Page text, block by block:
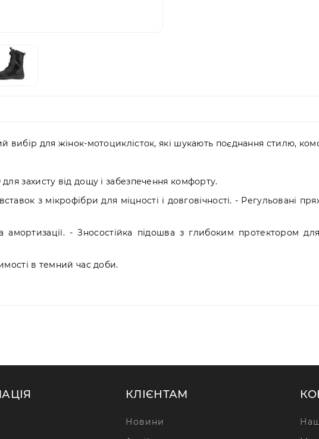
для жінок-мотоциклісток, які шукають поєднання стилю,
захисту від дощу і забезпечення комфорту.
з мікрофібри для міцності і довговічності. - Регульовані
амортизації. - Зносостійка підошва з глибоким протектором
в темний час доби.
КЛІЄНТАМ
Новини